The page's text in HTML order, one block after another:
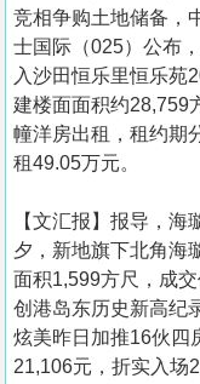
竞相争购土地储备，
士国际（025）公布
入沙田恒乐里恒乐苑
建楼面面积约28,759
幢洋房出租，租约期
租49.05万元。
【文汇报】报导，
夕，新地旗下北角海
面积1,599方尺，成
创港岛东历史新高纪
炫美昨日加推16伙四
21,106元，折实入场